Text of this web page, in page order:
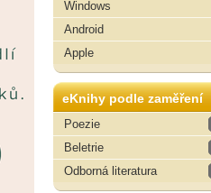
Windows
Android
Apple
eKnihy podle zaměření
Poezie
Beletrie
Odborná literatura